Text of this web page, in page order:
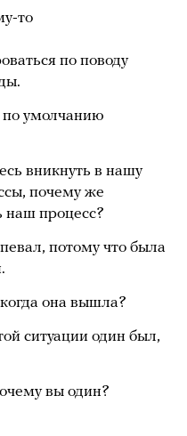
то
по поводу
по умолчанию
вникнуть в нашу
почему же
наш процесс?
потому что была
она вышла?
ситуации один был,
вы один?